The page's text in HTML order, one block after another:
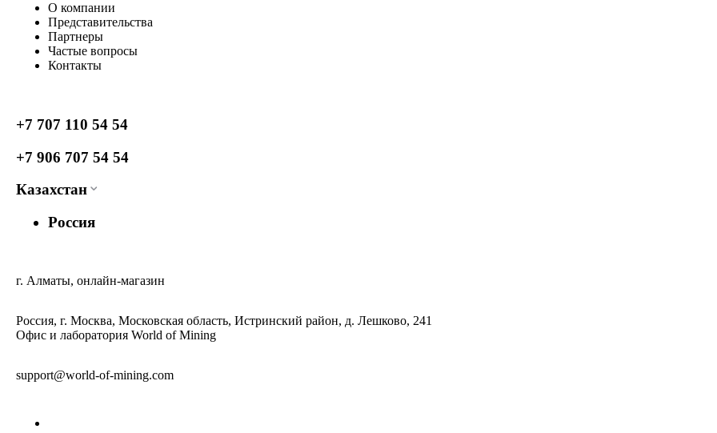
О компании
Представительства
Партнеры
Частые вопросы
Контакты
+7 707 110 54 54
+7 906 707 54 54
Казахстан
Россия
г. Алматы, онлайн-магазин
Россия, г. Москва, Московская область, Истринский район, д. Лешково, 241
Офис и лаборатория World of Mining
support@world-of-mining.com